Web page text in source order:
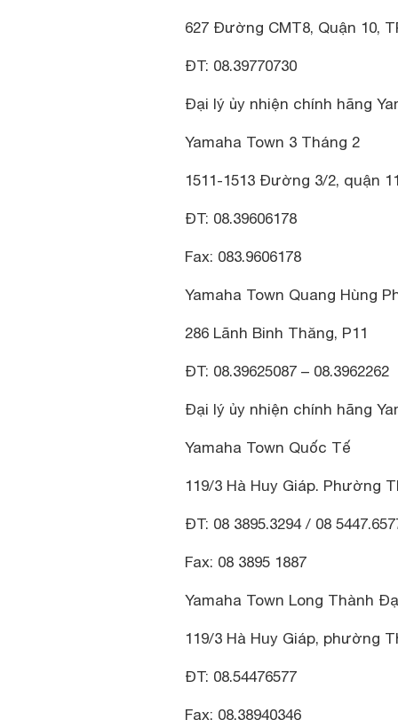
627 Đường CMT8, Quận 10,
ĐT: 08.39770730
Đại lý ủy nhiện chính hãng
Yamaha Town 3 Tháng 2
1511-1513 Đường 3/2, quận
ĐT: 08.39606178
Fax: 083.9606178
Yamaha Town Quang Hùng
286 Lãnh Binh Thăng, P11
ĐT: 08.39625087 – 08.3962262
Đại lý ủy nhiện chính hãng
Yamaha Town Quốc Tế
119/3 Hà Huy Giáp. Phường
ĐT: 08 3895.3294 / 08
Fax: 08 3895 1887
Yamaha Town Long Thành
119/3 Hà Huy Giáp, phường
ĐT: 08.54476577
Fax: 08.38940346